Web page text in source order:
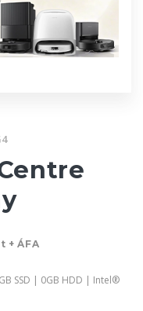
+ ÁFA
SSD | 0GB HDD | Intel®